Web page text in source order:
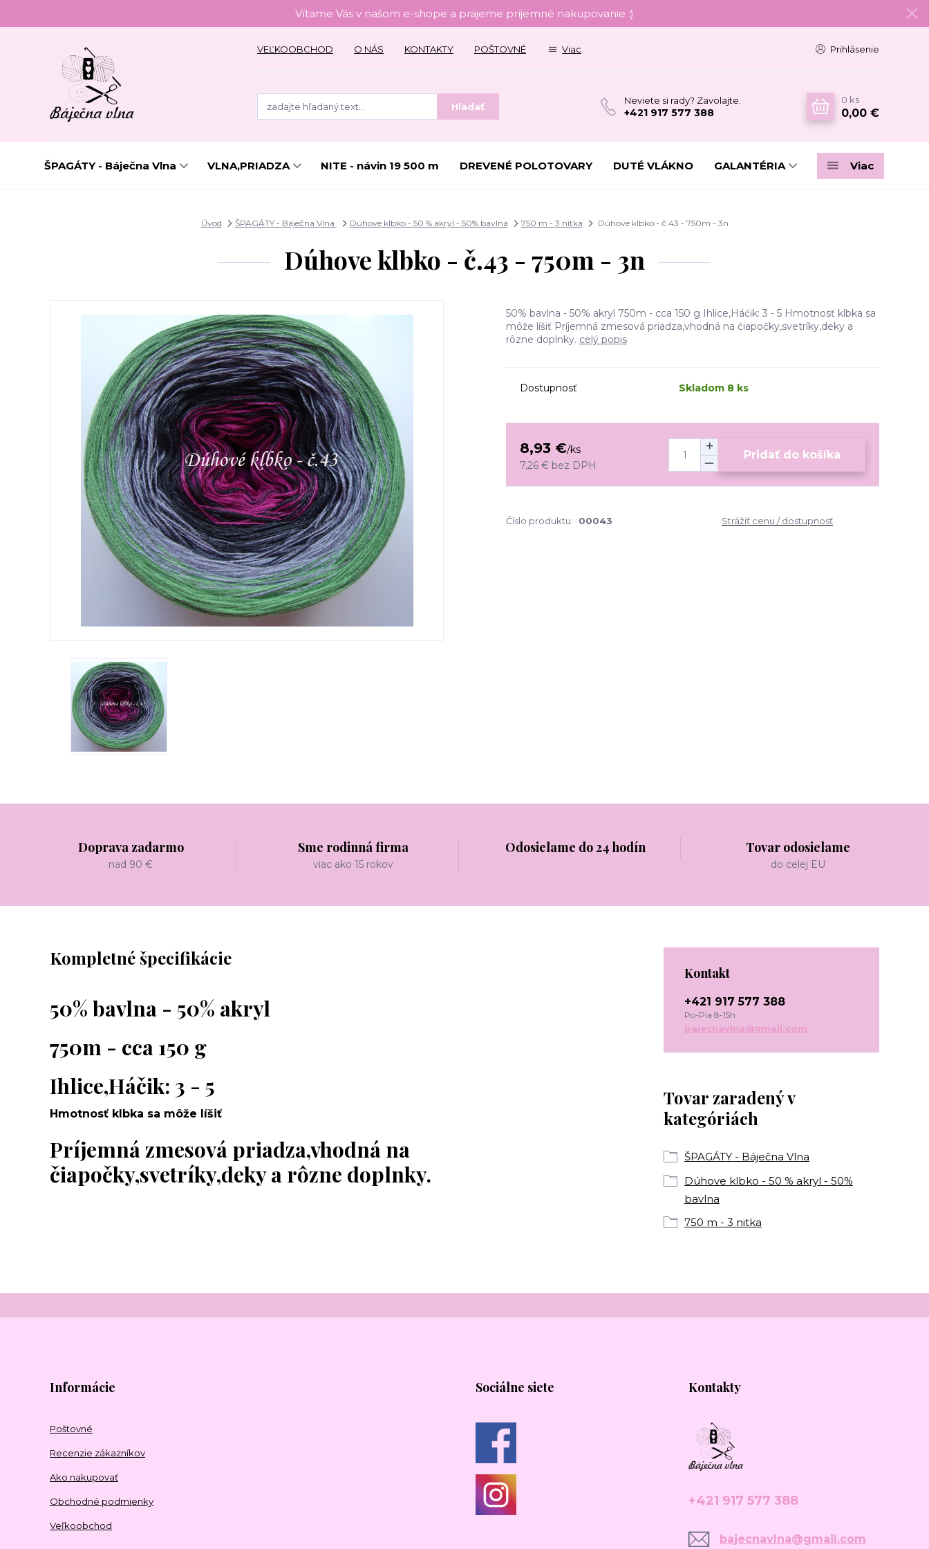
Vítame Vás v našom e-shope a prajeme príjemné nakupovanie :)
VEĽKOOBCHOD O NÁS KONTAKTY POŠTOVNÉ Viac Prihlásenie
Hľadať
Neviete si rady? Zavolajte.
+421 917 577 388
0 ks
0,00 €
ŠPAGÁTY - Báječna Vlna VLNA,PRIADZA NITE - návin 19 500 m DREVENÉ POLOTOVARY DUTÉ VLÁKNO GALANTÉRIA Viac
Úvod ŠPAGÁTY - Báječna Vlna Dúhove klbko - 50 % akryl - 50% bavlna 750 m - 3 nitka Dúhove klbko - č.43 - 750m - 3n
Dúhove klbko - č.43 - 750m - 3n
50% bavlna - 50% akryl 750m - cca 150 g Ihlice,Háčik: 3 - 5 Hmotnosť klbka sa
môže líšiť Príjemná zmesová priadza,vhodná na čiapočky,svetríky,deky a
rôzne doplnky. celý popis
Dostupnosť Skladom 8 ks
8,93 €/ks
7,26 € bez DPH
Pridať do košíka
Číslo produktu: 00043 Strážiť cenu / dostupnosť
Doprava zadarmo
nad 90 €
Sme rodinná firma
viac ako 15 rokov
Odosielame do 24 hodín Tovar odosielame
do celej EU
Kompletné špecifikácie
50% bavlna - 50% akryl
750m - cca 150 g
Ihlice,Háčik: 3 - 5
Hmotnosť klbka sa môže líšiť
Príjemná zmesová priadza,vhodná na
čiapočky,svetríky,deky a rôzne doplnky.
Tovar zaradený v
kategóriách
ŠPAGÁTY - Báječna Vlna
Dúhove klbko - 50 % akryl - 50%
bavlna
750 m - 3 nitka
Kontakt
+421 917 577 388
Po-Pia 8-15h
bajecnavlna@gmail.com
Informácie
Poštovné
Recenzie zákazníkov
Ako nakupovať
Obchodné podmienky
Veľkoobchod
Sociálne siete Kontakty
+421 917 577 388
bajecnavlna@gmail.com